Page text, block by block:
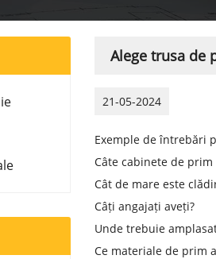
Alege trusa de
21-05-2024
Exemple de întrebări
Câte cabinete de
Cât de mare este
Câți angajați aveți?
Unde trebuie
Ce materiale de prim